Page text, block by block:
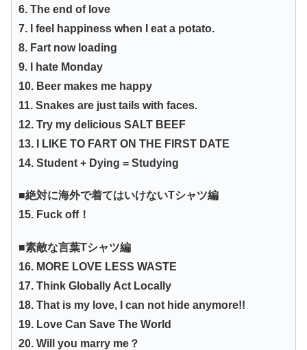
6. The end of love
7. I feel happiness when I eat a potato.
8. Fart now loading
9. I hate Monday
10. Beer makes me happy
11. Snakes are just tails with faces.
12. Try my delicious SALT BEEF
13. I LIKE TO FART ON THE FIRST DATE
14. Student + Dying = Studying
■絶対に海外で着てはいけないTシャツ編
15. Fuck off！
■素敵な言葉Tシャツ編
16. MORE LOVE LESS WASTE
17. Think Globally Act Locally
18. That is my love, I can not hide anymore!!
19. Love Can Save The World
20. Will you marry me？